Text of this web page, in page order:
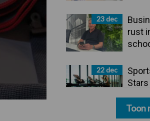
23 dec
rust
22 dec
Toon